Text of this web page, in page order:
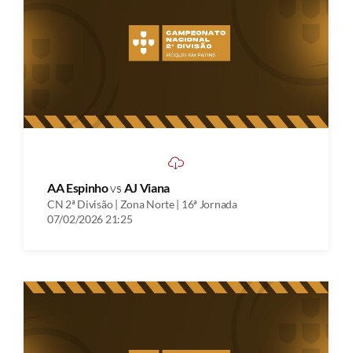
AA Espinhovs AJ Viana
CN 2ª Divisão | Zona Norte | 16ª Jornada
07/02/2026 21:25